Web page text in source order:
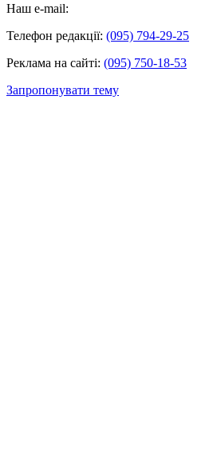
Наш e-mail:
Телефон редакції: (095) 794-29-25
Реклама на сайті: (095) 750-18-53
Запропонувати тему